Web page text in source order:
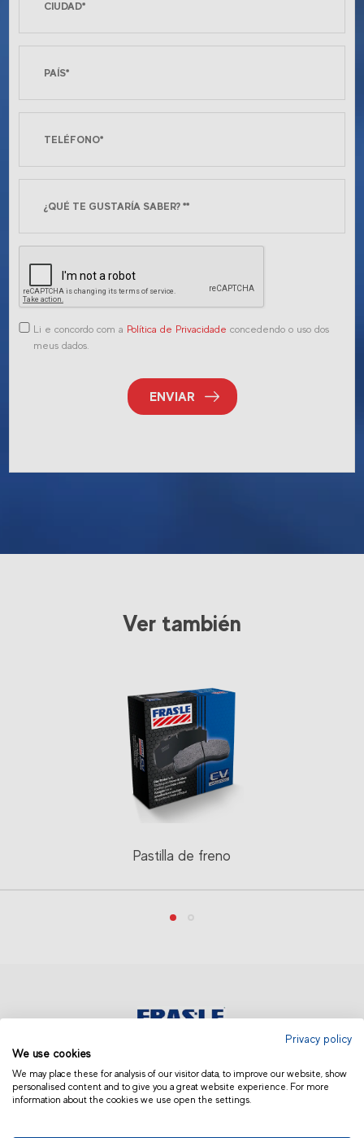
Li e concordo com a Política de Privacidade concedendo o uso dos
meus dados.
ENVIAR
Ver también
Pastilla de freno
COLOMBIA
Privacy policy
We use cookies
We may place these for analysis of our visitor data, to improve our website, show
personalised content and to give you a great website experience. For more
information about the cookies we use open the settings.